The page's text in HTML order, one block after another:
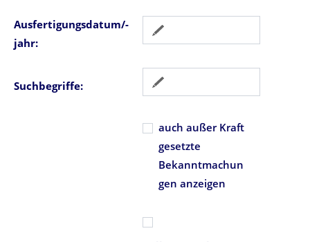
Ausfertigungsdatum/-
jahr:
Suchbegriffe:
auch außer Kraft
gesetzte
Bekanntmachun
gen anzeigen